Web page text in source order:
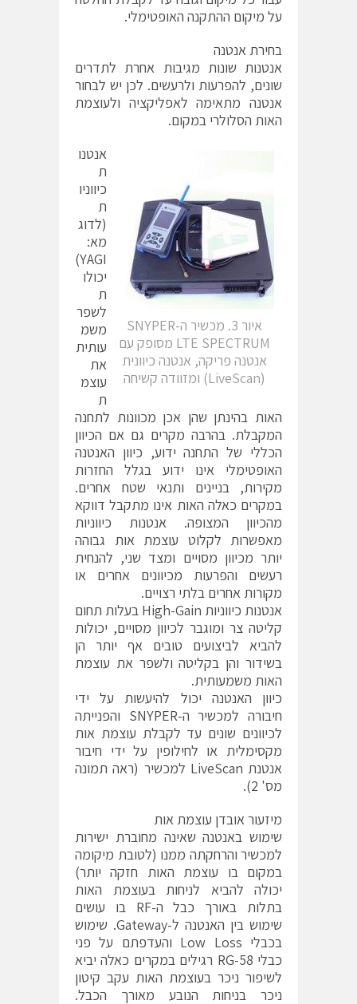
על מיקום ההתקנה האופטימלי.
בחירת אנטנה
אנטנות שונות מגיבות אחרת לתדרים
שונים, להפרעות ולרעשים. לכן יש לבחור
אנטנה מתאימה לאפליקציה ולעוצמת
האות הסלולרי במקום.
איור 3. מכשיר ה-SNYPER
LTE SPECTRUM מסופק עם
אנטנה פריקה, אנטנה כיוונית
(LiveScan) ומזוודה קשיחה
אנטנו
ת
כיווניו
ת
(לדוג
מא:
YAGI)
יכולו
ת
לשפר
משמ
עותית
את
עוצמ
ת
האות בהינתן שהן אכן מכוונות לתחנה
המקבלת. בהרבה מקרים גם אם הכיוון
הכללי של התחנה ידוע, כיוון האנטנה
האופטימלי אינו ידוע בגלל החזרות
מקירות, בניינים ותנאי שטח אחרים.
במקרים כאלה האות אינו מתקבל דווקא
מהכיוון המצופה. אנטנות כיווניות
מאפשרות לקלוט עוצמת אות גבוהה
יותר מכיוון מסויים ומצד שני, להנחית
רעשים והפרעות מכיוונים אחרים או
מקורות אחרים בלתי רצויים.
אנטנות כיווניות High-Gain בעלות תחום
קליטה צר ומוגבר לכיוון מסויים, יכולות
להביא לביצועים טובים אף יותר הן
בשידור והן בקליטה ולשפר את עוצמת
האות משמעותית.
כיוון האנטנה יכול להיעשות על ידי
חיבורה למכשיר ה-SNYPER והפנייתה
לכיוונים שונים עד לקבלת עוצמת אות
מקסימלית או לחילופין על ידי חיבור
אנטנת LiveScan למכשיר (ראה תמונה
מס' 2).
מיזעור אובדן עוצמת אות
שימוש באנטנה שאינה מחוברת ישירות
למכשיר והרחקתה ממנו (לטובת מיקומה
במקום בו עוצמת האות חזקה יותר)
יכולה להביא לניחות בעוצמת האות
בתלות באורך כבל ה-RF בו עושים
שימוש בין האנטנה ל-Gateway. שימוש
בכבלי Low Loss והעדפתם על פני
כבלי RG-58 רגילים במקרים כאלה יביא
לשיפור ניכר בעוצמת האות עקב קיטון
ניכר בניחות הנובע מאורך הכבל.